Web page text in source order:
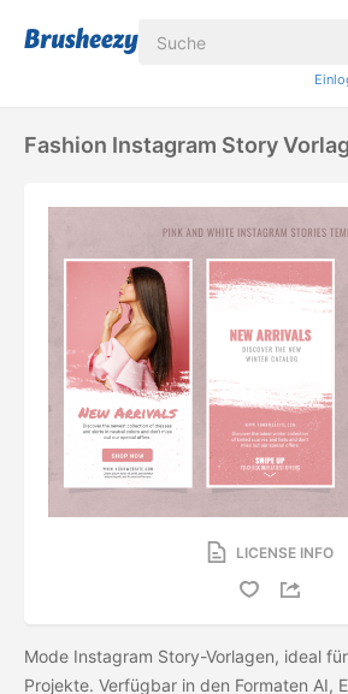
Fashion Instagram Story
LICENSE INFO
Mode Instagram Story-Vorlagen, ideal
Projekte. Verfügbar in den Formaten AI,